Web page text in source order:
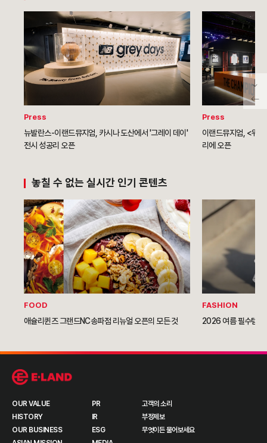
Press
뉴발란스-이랜드뮤지엄, 카시나 도산에서 '그레이 데이'
전시 성공리 오픈
Press
이랜드뮤지엄, <위
리에 오픈
놓칠 수 없는 실시간 인기 콘텐츠
FOOD
애슐리퀸즈 그랜드NC송파점 리뉴얼 오픈의 모든 것
FASHION
2026 여름 필수템이
OUR VALUE
HISTORY
OUR BUSINESS
PR
IR
ESG
고객의 소리
부정제보
무엇이든 물어보세요